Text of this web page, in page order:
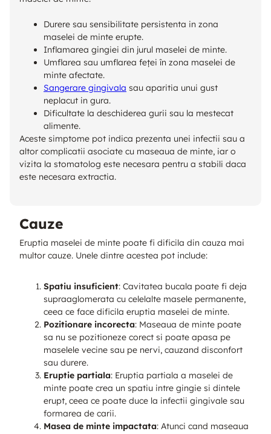
Durere sau sensibilitate persistenta in zona
maselei de minte erupte.
Inflamarea gingiei din jurul maselei de minte.
Umflarea sau umflarea feței în zona maselei de
minte afectate.
Sangerare gingivala sau aparitia unui gust
neplacut in gura.
Dificultate la deschiderea gurii sau la mestecat
alimente.
Aceste simptome pot indica prezenta unei infectii sau a
altor complicatii asociate cu maseaua de minte, iar o
vizita la stomatolog este necesara pentru a stabili daca
este necesara extractia.
Cauze
Eruptia maselei de minte poate fi dificila din cauza mai
multor cauze. Unele dintre acestea pot include:
Spatiu insuficient: Cavitatea bucala poate fi deja
supraaglomerata cu celelalte masele permanente,
ceea ce face dificila eruptia maselei de minte.
Pozitionare incorecta: Maseaua de minte poate
sa nu se pozitioneze corect si poate apasa pe
maselele vecine sau pe nervi, cauzand disconfort
sau durere.
Eruptie partiala: Eruptia partiala a maselei de
minte poate crea un spatiu intre gingie si dintele
erupt, ceea ce poate duce la infectii gingivale sau
formarea de carii.
Masea de minte impactata: Atunci cand maseaua